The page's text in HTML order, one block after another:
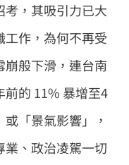
，其吸引力已大
作，為何不再受
般下滑，連台南
的 11% 暴增至4
「景氣影響」，
、政治凌駕一切